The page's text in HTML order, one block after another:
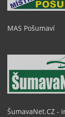
MAS Pošumaví
ŠumavaNet.CZ -